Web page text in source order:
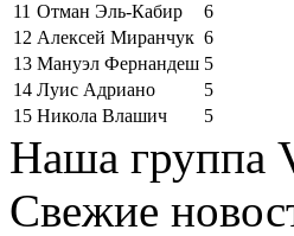
11 Отман Эль-Кабир
6
12 Алексей Миранчук 6
13 Мануэл Фернандеш 5
14 Луис Адриано
5
15 Никола Влашич 5
Наша группа
Свежие